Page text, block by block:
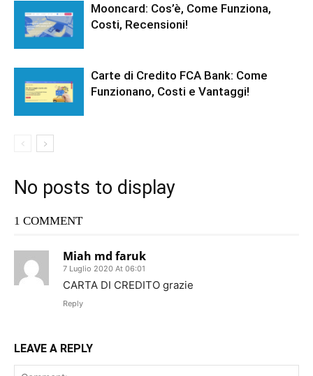
Mooncard: Cos’è, Come Funziona,
Costi, Recensioni!
Carte di Credito FCA Bank: Come
Funzionano, Costi e Vantaggi!
No posts to display
1 COMMENT
Miah md faruk
7 Luglio 2020 At 06:01
CARTA DI CREDITO grazie
Reply
LEAVE A REPLY